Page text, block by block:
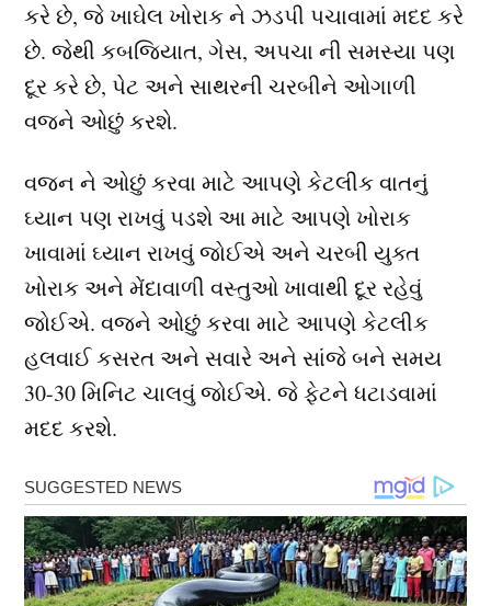
કરે છે, જે ખાઘેલ ખોરાક ને ઝડપી પચાવામાં મદદ કરે
છે. જેથી કબજિયાત, ગેસ, અપચા ની સમસ્યા પણ
દૂર કરે છે, પેટ અને સાથરની ચરબીને ઓગાળી
વજને ઓછું કરશે.
વજન ને ઓછું કરવા માટે આપણે કેટલીક વાતનું
ઘ્યાન પણ રાખવું પડશે આ માટે આપણે ખોરાક
ખાવામાં ઘ્યાન રાખવું જોઈએ અને ચરબી યુક્ત
ખોરાક અને મેંદાવાળી વસ્તુઓ ખાવાથી દૂર રહેવું
જોઈએ. વજને ઓછું કરવા માટે આપણે કેટલીક
હલવાઈ કસરત અને સવારે અને સાંજે બને સમય
30-30 મિનિટ ચાલવું જોઈએ. જે ફેટને ધટાડવામાં
મદદ કરશે.